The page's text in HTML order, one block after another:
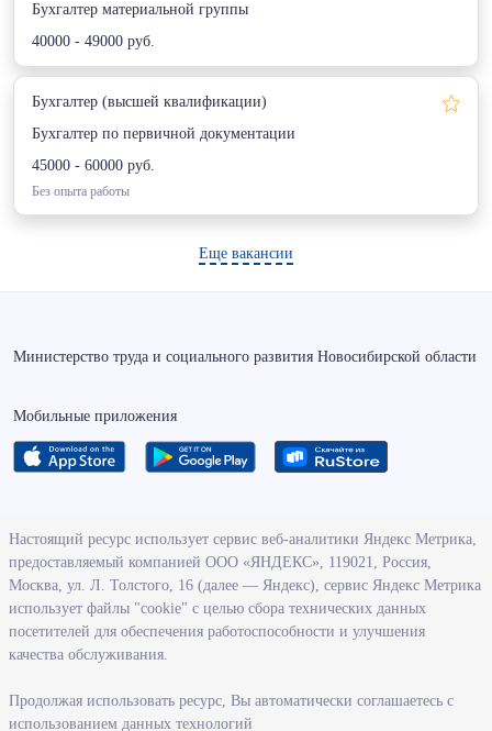
Бухгалтер материальной группы
40000 - 49000 руб.
Бухгалтер (высшей квалификации)
Бухгалтер по первичной документации
45000 - 60000 руб.
Без опыта работы
Еще вакансии
Министерство труда и социального развития Новосибирской области
Мобильные приложения
О ведомстве
Деятельность министерства труда и социального развития
Новосибирской области
Контрольно-надзорная деятельность министерства
Государственные программы, реализуемые министерством
Службы и учреждения, подведомственные министерству
Настоящий ресурс использует сервис веб-аналитики Яндекс Метрика,
предоставляемый компанией ООО «ЯНДЕКС», 119021, Россия,
Москва, ул. Л. Толстого, 16 (далее — Яндекс), сервис Яндекс Метрика
использует файлы "cookie" с целью сбора технических данных
посетителей для обеспечения работоспособности и улучшения
качества обслуживания.
Продолжая использовать ресурс, Вы автоматически соглашаетесь с
использованием данных технологий